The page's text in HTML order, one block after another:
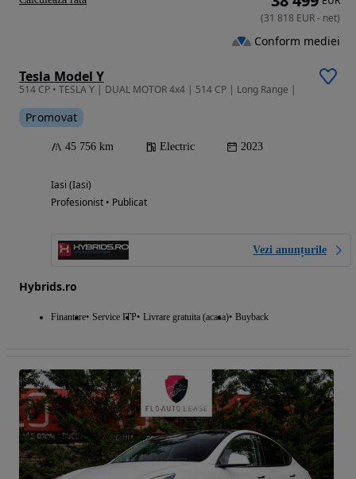
Tesla Model Y
514 CP • TESLA Y | DUAL MOTOR 4x4 | 514 CP | Long Range |
Promovat
45 756 km Electric 2023
Iasi (Iasi)
Profesionist • Publicat
Vezi anunțurile
Hybrids.ro
Finantare Service ITP Livrare gratuita (acasa) Buyback
(31 818 EUR- net)
Conform mediei